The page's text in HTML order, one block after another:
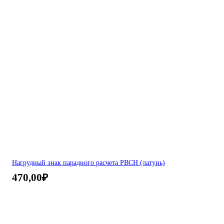
Нагрудный знак парадного расчета РВСН (латунь)
470,00₽